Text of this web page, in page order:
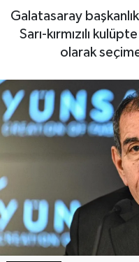
Galatasaray
Sarı-kırmızılı
olarak
Haberde İnsan
Kültür Sanat
Magazin
Manşet Altı
Resmi İlan
Sağlık